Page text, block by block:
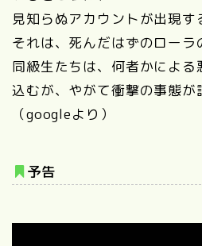
見知らぬアカウントが出現す
それは、死んだはずのローラ
同級生たちは、何者かによ
込むが、やがて衝撃の事態が
（googleより）
予告